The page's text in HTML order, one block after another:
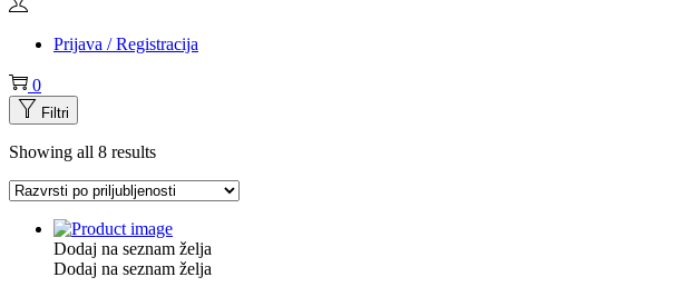
Prijava / Registracija
0
Filtri
Showing all 8 results
Dodaj na seznam želja
Dodaj na seznam želja